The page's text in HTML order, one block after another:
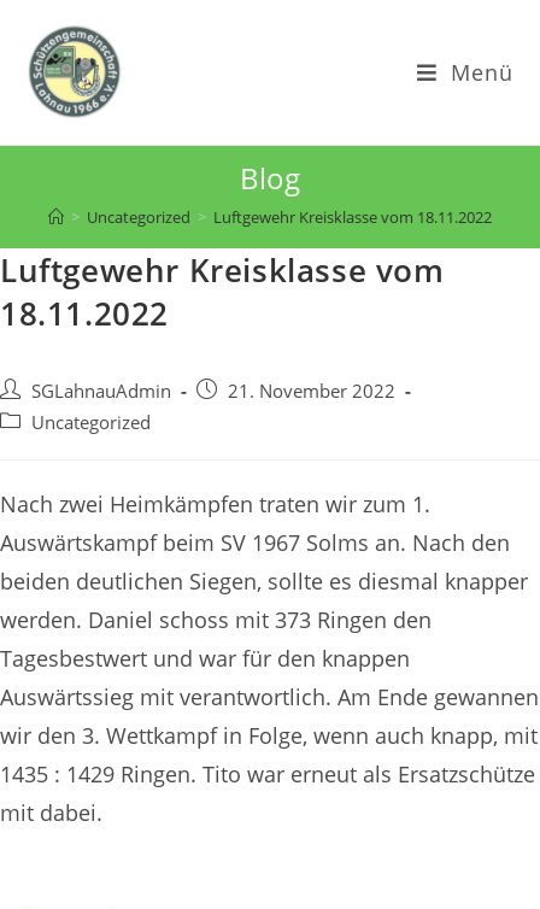
Inhalt
springen
Menü
Blog
> Uncategorized > Luftgewehr Kreisklasse vom 18.11.2022
Luftgewehr Kreisklasse vom
18.11.2022
Beitrags-
Autor:
SGLahnauAdmin
Beitrag21. November 2022
Beitrags-Uncategorized
Nach zwei Heimkämpfen traten wir zum 1.
Auswärtskampf beim SV 1967 Solms an. Nach den
beiden deutlichen Siegen, sollte es diesmal knapper
werden. Daniel schoss mit 373 Ringen den
Tagesbestwert und war für den knappen
Auswärtssieg mit verantwortlich. Am Ende gewannen
wir den 3. Wettkampf in Folge, wenn auch knapp, mit
1435 : 1429 Ringen. Tito war erneut als Ersatzschütze
mit dabei.